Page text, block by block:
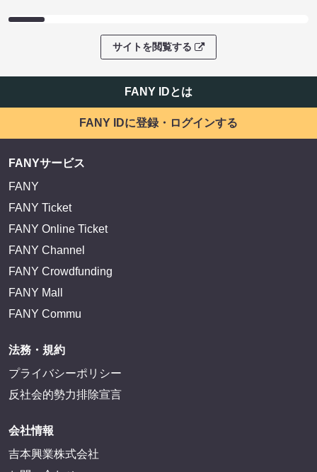
サイトを閲覧する
FANY IDとは
FANY IDに登録・ログインする
FANYサービス
FANY
FANY Ticket
FANY Online Ticket
FANY Channel
FANY Crowdfunding
FANY Mall
FANY Commu
法務・規約
プライバシーポリシー
反社会的勢力排除宣言
会社情報
吉本興業株式会社